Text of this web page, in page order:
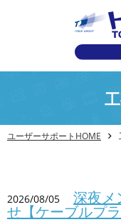
ユーザーサポートHOME
2026/08/05 深夜メ
せ【ケーブルプ